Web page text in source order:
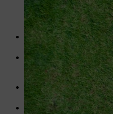
ca. 100 x 4,5 mm x 60 mm
ca. 50 x 4 mm x 40 mm
ca. 50 x 3,5 mm x 16 mm
Houtschroeven met platte
100 x 3 x 16 mm
Steigerhout:
15 x 24 mm x 44 mm x
2 x 24 mm x 74 mm 2000
Plexiglas platen:
8 x 2 x 500 x 1000 mm
1 blik milieuvriendelijke